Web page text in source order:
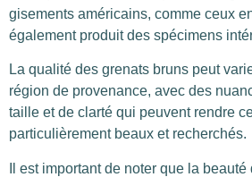
gisements américains, comme ceux
également produit des spécimens
La qualité des grenats bruns peut
région de provenance, avec des
taille et de clarté qui peuvent rendre
particulièrement beaux et recherchés.
Il est important de noter que la beauté